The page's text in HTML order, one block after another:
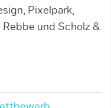
Pixelpark,
und Scholz &